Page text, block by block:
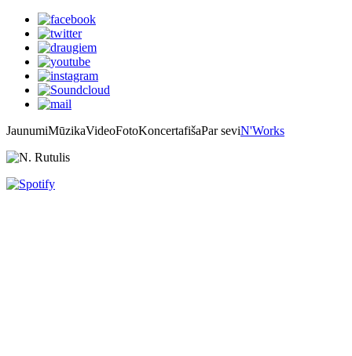
JaunumiMūzikaVideoFotoKoncertafišaPar seviN'Works